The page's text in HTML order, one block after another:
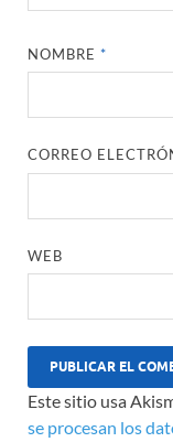
NOMBRE*
CORREO
WEB
Este sitio usa
se procesan los